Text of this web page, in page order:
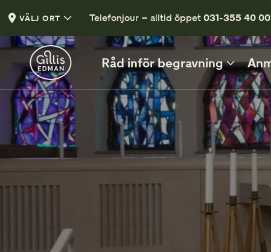
VÄLJ ORT Telefonjour – alltid öppet031-355 40 00
Råd inför begravning
INFÖR BEGRAVNINGEN
Vad kan du säga och göra?
Tänd ett ljus
Tänd ett ljus och lämna en hälsning